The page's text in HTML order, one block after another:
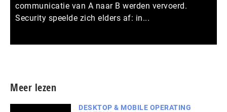
communicatie van A naar B werden vervoerd.
Security speelde zich elders af: in...
Meer lezen
DESKTOP & MOBILE OPERATING